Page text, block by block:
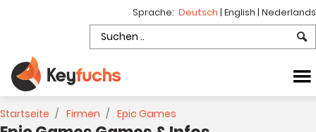
Sprache: Deutsch | English | Nederlands
Startseite Firmen Epic Games